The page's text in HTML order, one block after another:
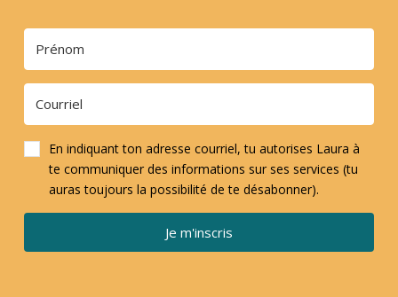
En indiquant ton adresse courriel, tu autorises Laura à
te communiquer des informations sur ses services (tu
auras toujours la possibilité de te désabonner).
Je m'inscris